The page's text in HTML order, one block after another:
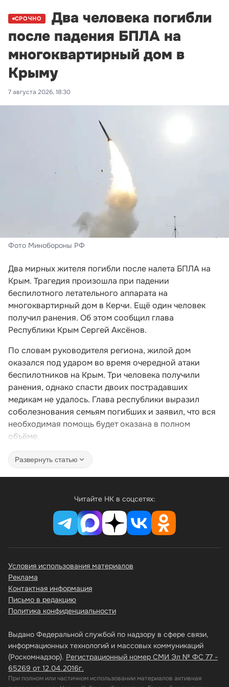
СРОЧНО
Два человека погибли
после падения БПЛА на
многоквартирный дом в
Крыму
7 августа 2026, 18:30
Фото Минобороны РФ
Два мирных жителя погибли после налета БПЛА на
Крым. Трагедия произошла при падении
беспилотного летательного аппарата на
многоквартирный дом в Керчи. Ещё один человек
получил ранения. Об этом сообщил глава
Республики Крым Сергей Аксёнов.
По словам руководителя региона, жилой дом
оказался под ударом во время очередной атаки
беспилотников на Крым. Три человека получили
ранения, однако спасти двоих пострадавших
медикам не удалось. Глава республики выразил
соболезнования семьям погибших и заявил, что вся
необходимая помощь будет оказана в полном
объёме.
Развернуть статью
Читайте НК в соцсетях:
Выдано Федеральной службой по надзору в сфере связи,
информационных технологий и массовых коммуникаций
(Роскомнадзор). Регистрационный номер СМИ Эл № ФС 77 -
65269 от 12.04.2016г.
При полном или частичном использовании материалов активная
Условия использования материалов
Реклама
Контактная информация
Письмо в редакцию
Политика конфиденциальности